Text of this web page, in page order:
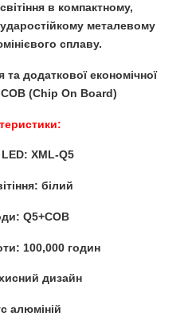
в компактному,
металевому
сплаву.
та додаткової економічної
COB (Chip On Board)
XML-Q5
білий
Q5+COB
100,000 годин
дизайн
алюміній